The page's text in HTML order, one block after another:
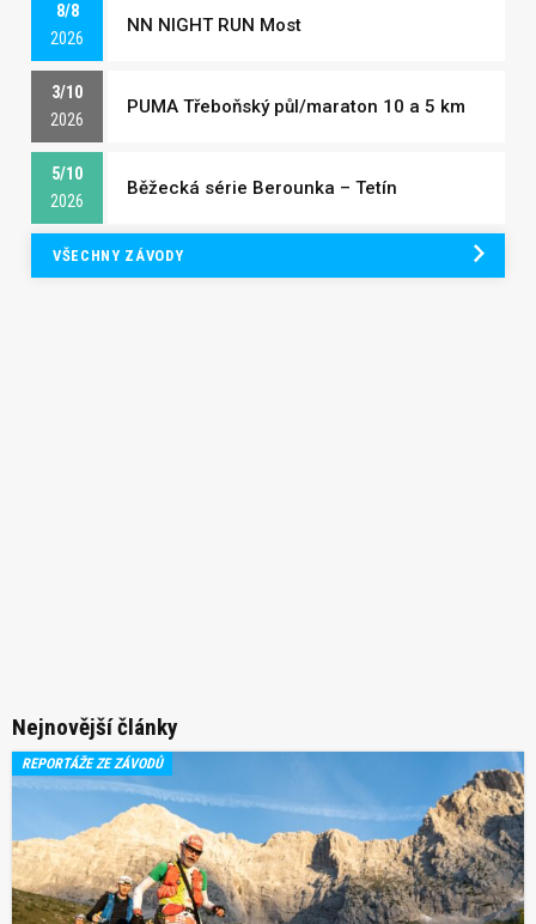
8/8
2026
NN NIGHT RUN Most
3/10
2026
PUMA Třeboňský půl/maraton 10 a 5 km
5/10
2026
Běžecká série Berounka – Tetín
VŠECHNY ZÁVODY
Nejnovější články
REPORTÁŽE ZE ZÁVODŮ